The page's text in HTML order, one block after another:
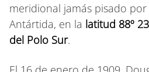
meridional jamás pisado
Antártida, en la latitud 88º
del Polo Sur.